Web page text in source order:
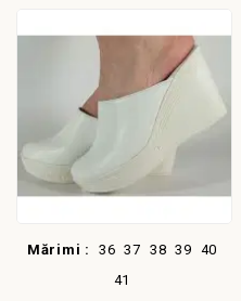
Mărimi : 36 37 38 39 40
41